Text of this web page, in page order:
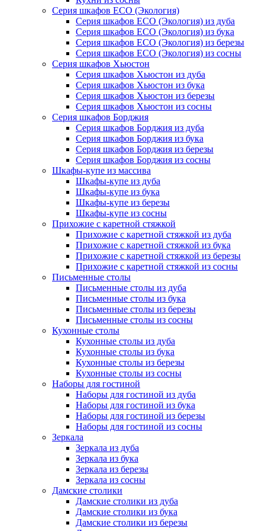
Серия шкафов ECO (Экология)
Серия шкафов ECO (Экология) из дуба
Серия шкафов ECO (Экология) из бука
Серия шкафов ECO (Экология) из березы
Серия шкафов ECO (Экология) из сосны
Серия шкафов Хьюстон
Серия шкафов Хьюстон из дуба
Серия шкафов Хьюстон из бука
Серия шкафов Хьюстон из березы
Серия шкафов Хьюстон из сосны
Серия шкафов Борджия
Серия шкафов Борджия из дуба
Серия шкафов Борджия из бука
Серия шкафов Борджия из березы
Серия шкафов Борджия из сосны
Шкафы-купе из массива
Шкафы-купе из дуба
Шкафы-купе из бука
Шкафы-купе из березы
Шкафы-купе из сосны
Прихожие с каретной стяжкой
Прихожие с каретной стяжкой из дуба
Прихожие с каретной стяжкой из бука
Прихожие с каретной стяжкой из березы
Прихожие с каретной стяжкой из сосны
Письменные столы
Письменные столы из дуба
Письменные столы из бука
Письменные столы из березы
Письменные столы из сосны
Кухонные столы
Кухонные столы из дуба
Кухонные столы из бука
Кухонные столы из березы
Кухонные столы из сосны
Наборы для гостиной
Наборы для гостиной из дуба
Наборы для гостиной из бука
Наборы для гостиной из березы
Наборы для гостиной из сосны
Зеркала
Зеркала из дуба
Зеркала из бука
Зеркала из березы
Зеркала из сосны
Дамские столики
Дамские столики из дуба
Дамские столики из бука
Дамские столики из березы